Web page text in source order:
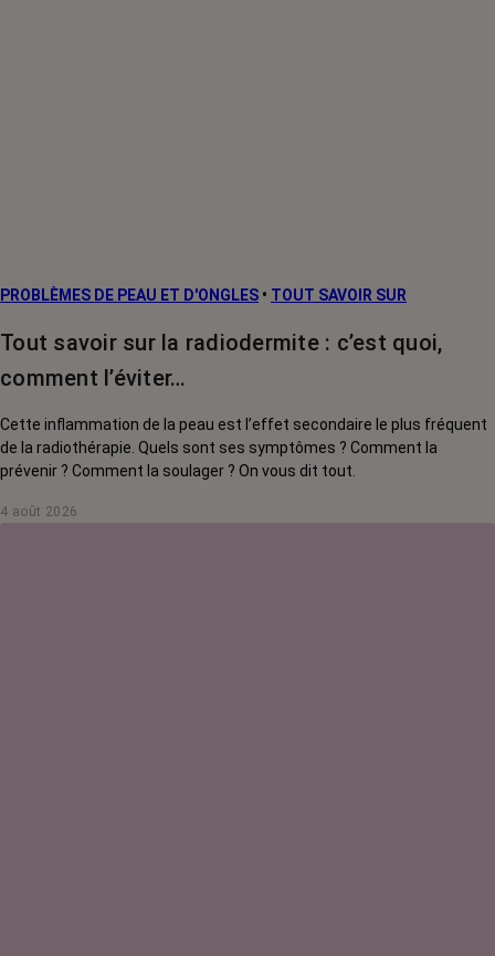
PROBLÈMES DE PEAU ET D'ONGLES • TOUT SAVOIR SUR
Tout savoir sur la radiodermite : c’est quoi,
comment l’éviter…
Cette inflammation de la peau est l’effet secondaire le plus fréquent
de la radiothérapie. Quels sont ses symptômes ? Comment la
prévenir ? Comment la soulager ? On vous dit tout.
4 août 2026